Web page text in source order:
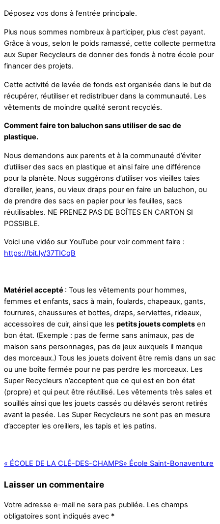
Déposez vos dons à l’entrée principale.
Plus nous sommes nombreux à participer, plus c’est payant.
Grâce à vous, selon le poids ramassé, cette collecte permettra
aux Super Recycleurs de donner des fonds à notre école pour
financer des projets.
Cette activité de levée de fonds est organisée dans le but de
récupérer, réutiliser et redistribuer dans la communauté. Les
vêtements de moindre qualité seront recyclés.
Comment faire ton baluchon sans utiliser de sac de
plastique.
Nous demandons aux parents et à la communauté d’éviter
d’utiliser des sacs en plastique et ainsi faire une différence
pour la planète. Nous suggérons d’utiliser vos vieilles taies
d’oreiller, jeans, ou vieux draps pour en faire un baluchon, ou
de prendre des sacs en papier pour les feuilles, sacs
réutilisables. NE PRENEZ PAS DE BOÎTES EN CARTON SI
POSSIBLE.
Voici une vidéo sur YouTube pour voir comment faire :
https://bit.ly/37TICqB
Matériel accepté : Tous les vêtements pour hommes,
femmes et enfants, sacs à main, foulards, chapeaux, gants,
fourrures, chaussures et bottes, draps, serviettes, rideaux,
accessoires de cuir, ainsi que les petits jouets complets en
bon état. (Exemple : pas de ferme sans animaux, pas de
maison sans personnages, pas de jeux auxquels il manque
des morceaux.) Tous les jouets doivent être remis dans un sac
ou une boîte fermée pour ne pas perdre les morceaux. Les
Super Recycleurs n’acceptent que ce qui est en bon état
(propre) et qui peut être réutilisé. Les vêtements très sales et
souillés ainsi que les jouets cassés ou délavés seront retirés
avant la pesée. Les Super Recycleurs ne sont pas en mesure
d’accepter les oreillers, les tapis et les patins.
« ÉCOLE DE LA CLÉ-DES-CHAMPS» École Saint-Bonaventure
Laisser un commentaire
Votre adresse e-mail ne sera pas publiée. Les champs
obligatoires sont indiqués avec *